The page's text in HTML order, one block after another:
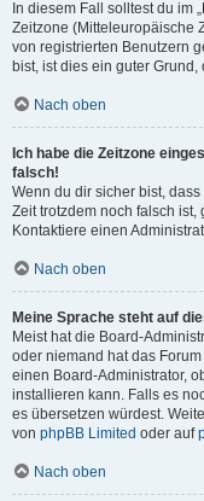
In diesem Fall solltest du im
Zeitzone (Mitteleuropäische
von registrierten Benutzern
bist, ist dies ein guter Grund,
Nach oben
Ich habe die Zeitzone
falsch!
Wenn du dir sicher bist,
Zeit trotzdem noch falsch
Kontaktiere einen
Nach oben
Meine Sprache steht auf
Meist hat die Board-
oder niemand hat das
einen Board-Administrator,
installieren kann. Falls es
es übersetzen würdest.
von phpBB Limited oder auf
Nach oben